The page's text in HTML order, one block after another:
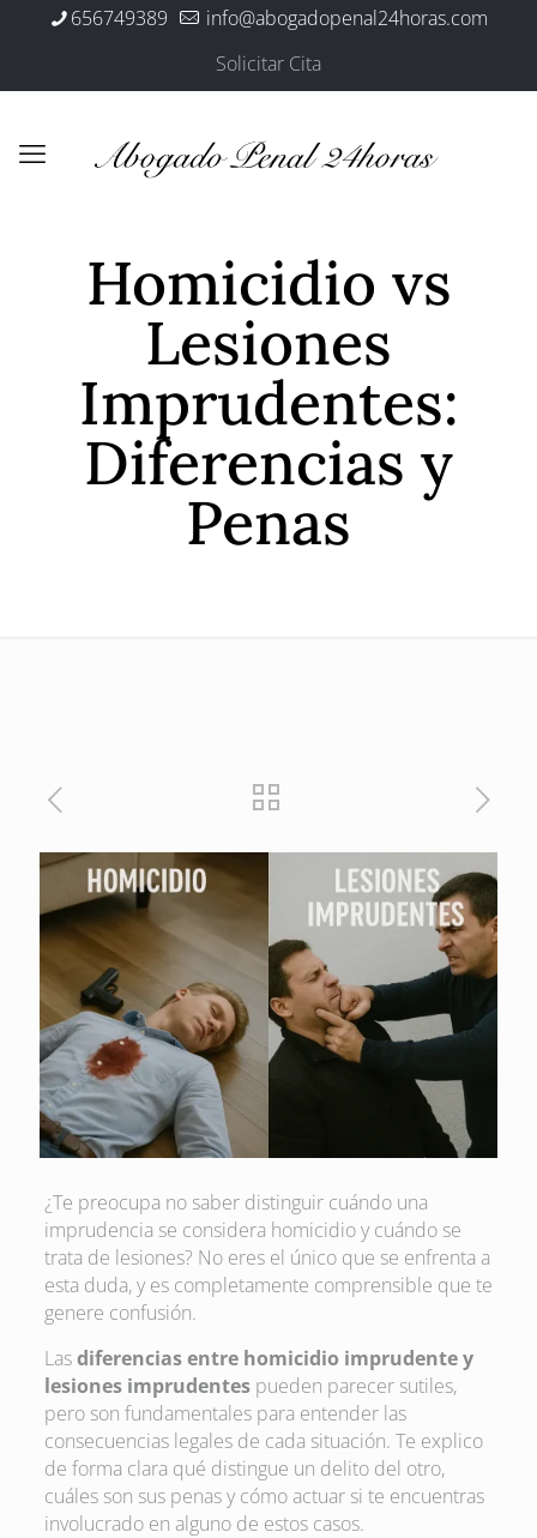
656749389
info@abogadopenal24horas.com
Solicitar Cita
Homicidio vs
Lesiones
Imprudentes:
Diferencias y
Penas
¿Te preocupa no saber distinguir cuándo una
imprudencia se considera homicidio y cuándo se
trata de lesiones? No eres el único que se enfrenta a
esta duda, y es completamente comprensible que te
genere confusión.
Lasdiferencias entre homicidio imprudente y
lesiones imprudentespueden parecer sutiles,
pero son fundamentales para entender las
consecuencias legales de cada situación. Te explico
de forma clara qué distingue un delito del otro,
cuáles son sus penas y cómo actuar si te encuentras
involucrado en alguno de estos casos.